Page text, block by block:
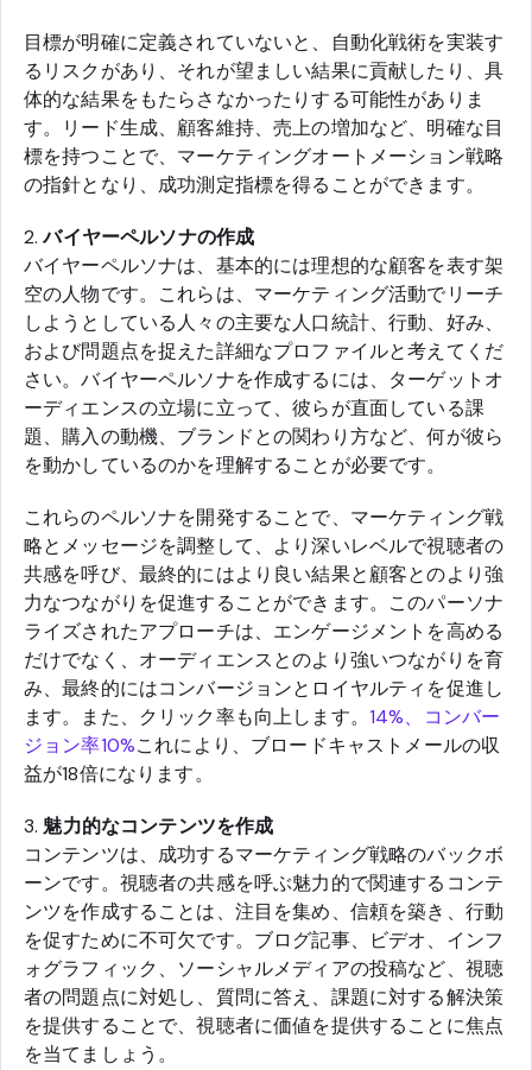
目標が明確に定義されていないと、自動化戦術を実装す
るリスクがあり、それが望ましい結果に貢献したり、具
体的な結果をもたらさなかったりする可能性がありま
す。リード生成、顧客維持、売上の増加など、明確な目
標を持つことで、マーケティングオートメーション戦略
の指針となり、成功測定指標を得ることができます。
2.バイヤーペルソナの作成
バイヤーペルソナは、基本的には理想的な顧客を表す架
空の人物です。これらは、マーケティング活動でリーチ
しようとしている人々の主要な人口統計、行動、好み、
および問題点を捉えた詳細なプロファイルと考えてくだ
さい。バイヤーペルソナを作成するには、ターゲットオ
ーディエンスの立場に立って、彼らが直面している課
題、購入の動機、ブランドとの関わり方など、何が彼ら
を動かしているのかを理解することが必要です。
これらのペルソナを開発することで、マーケティング戦
略とメッセージを調整して、より深いレベルで視聴者の
共感を呼び、最終的にはより良い結果と顧客とのより強
力なつながりを促進することができます。このパーソナ
ライズされたアプローチは、エンゲージメントを高める
だけでなく、オーディエンスとのより強いつながりを育
み、最終的にはコンバージョンとロイヤルティを促進し
ます。また、クリック率も向上します。 14%、コンバー
ジョン率10%これにより、ブロードキャストメールの収
益が18倍になります。
3. 魅力的なコンテンツを作成
コンテンツは、成功するマーケティング戦略のバックボ
ーンです。視聴者の共感を呼ぶ魅力的で関連するコンテ
ンツを作成することは、注目を集め、信頼を築き、行動
を促すために不可欠です。ブログ記事、ビデオ、インフ
ォグラフィック、ソーシャルメディアの投稿など、視聴
者の問題点に対処し、質問に答え、課題に対する解決策
を提供することで、視聴者に価値を提供することに焦点
を当てましょう。